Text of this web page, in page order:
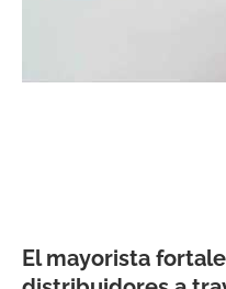
El mayorista